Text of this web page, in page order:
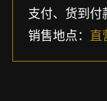
支付、货到付
销售地点： 直